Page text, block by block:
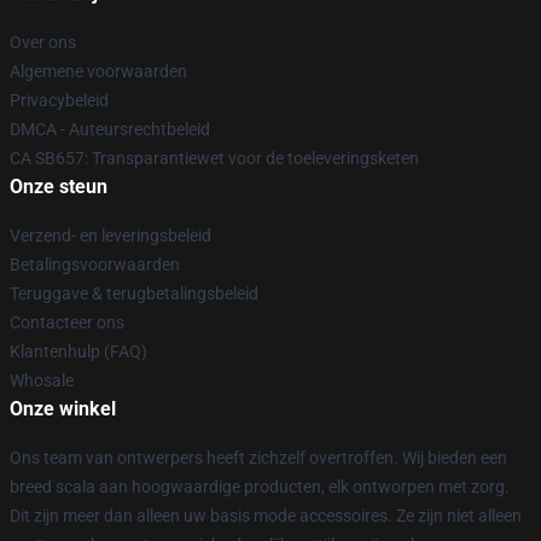
Over ons
Algemene voorwaarden
Privacybeleid
DMCA - Auteursrechtbeleid
CA SB657: Transparantiewet voor de toeleveringsketen
Onze steun
Verzend- en leveringsbeleid
Betalingsvoorwaarden
Teruggave & terugbetalingsbeleid
Contacteer ons
Klantenhulp (FAQ)
Whosale
Onze winkel
Ons team van ontwerpers heeft zichzelf overtroffen. Wij bieden een
breed scala aan hoogwaardige producten, elk ontworpen met zorg.
Dit zijn meer dan alleen uw basis mode accessoires. Ze zijn niet alleen